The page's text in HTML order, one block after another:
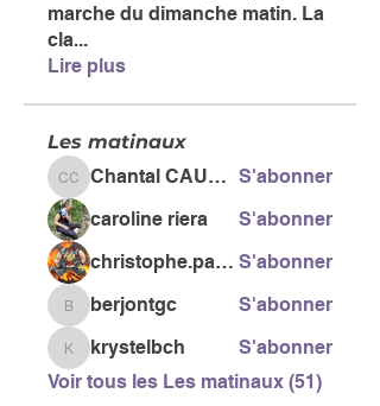
marche du dimanche matin. La
cla...
Lire plus
Les matinaux
Chantal CAUSSE Chantal CAUSSE S'abonner
caroline riera
S'abonner
christophe.pacific S'abonner
berjontgc
berjontgc S'abonner
krystelbch
krystelbch
S'abonner
Voir tous les Les matinaux (51)